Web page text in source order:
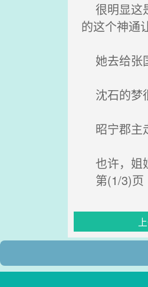
很明显这
的这个神通
她去给张
沈石的梦
昭宁郡主
也许，姐
第(1/3)页